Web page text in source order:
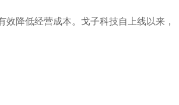
降低经营成本。戈子科技自上线以来，